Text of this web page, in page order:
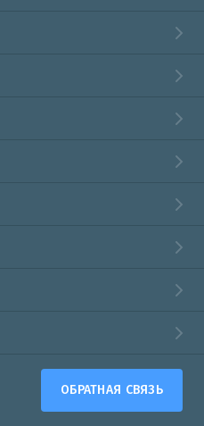
ОБРАТНАЯ СВЯЗЬ